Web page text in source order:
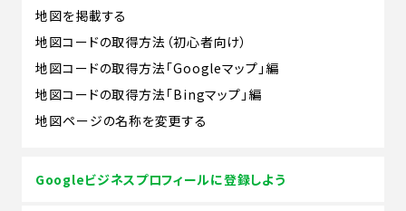
地図を掲載する
地図コードの取得方法（初心者向け）
地図コードの取得方法「Googleマップ」編
地図コードの取得方法「Bingマップ」編
地図ページの名称を変更する
Googleビジネスプロフィールに登録しよう